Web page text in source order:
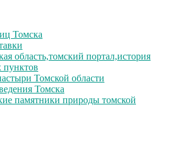
Томска
область,томский портал,история
пунктов
Томской области
Томска
памятники природы томской